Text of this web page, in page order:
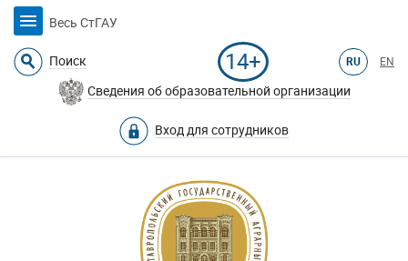
Весь СтГАУ
Поиск 14+ RU EN
Сведения об образовательной организации
Вход для сотрудников